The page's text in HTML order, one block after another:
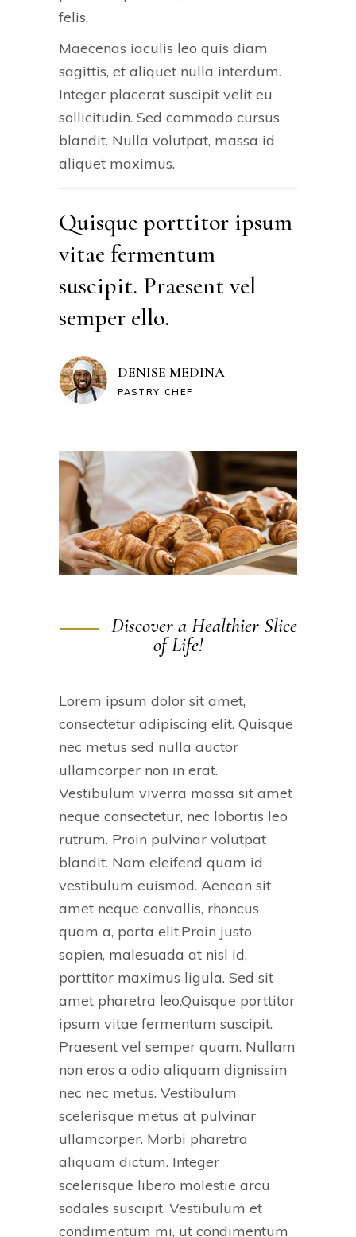
felis.
Maecenas iaculis leo quis diam
sagittis, et aliquet nulla interdum.
Integer placerat suscipit velit eu
sollicitudin. Sed commodo cursus
blandit. Nulla volutpat, massa id
aliquet maximus.
Quisque porttitor ipsum
vitae fermentum
suscipit. Praesent vel
semper ello.
DENISE MEDINA
PASTRY CHEF
Discover a Healthier Slice
of Life!
Lorem ipsum dolor sit amet,
consectetur adipiscing elit. Quisque
nec metus sed nulla auctor
ullamcorper non in erat.
Vestibulum viverra massa sit amet
neque consectetur, nec lobortis leo
rutrum. Proin pulvinar volutpat
blandit. Nam eleifend quam id
vestibulum euismod. Aenean sit
amet neque convallis, rhoncus
quam a, porta elit.Proin justo
sapien, malesuada at nisl id,
porttitor maximus ligula. Sed sit
amet pharetra leo.Quisque porttitor
ipsum vitae fermentum suscipit.
Praesent vel semper quam. Nullam
non eros a odio aliquam dignissim
nec nec metus. Vestibulum
scelerisque metus at pulvinar
ullamcorper. Morbi pharetra
aliquam dictum. Integer
scelerisque libero molestie arcu
sodales suscipit. Vestibulum et
condimentum mi, ut condimentum